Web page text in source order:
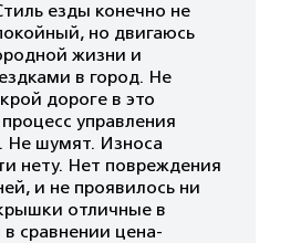
езды конечно не
но двигаюсь
жизни и
в город. Не
дороге в это
управления
Не шумят. Износа
нету. Нет повреждения
и не проявилось ни
отличные в
сравнении цена-